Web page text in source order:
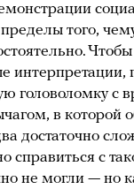
того,
интерпретации,
головоломку с
в которой
достаточно
справиться с
не могли — но